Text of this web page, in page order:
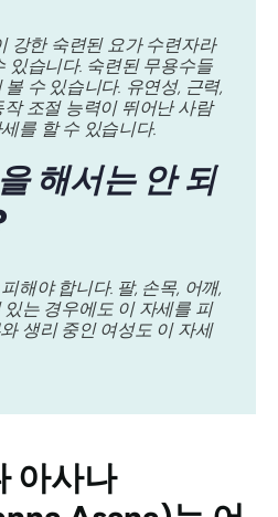
강한 숙련된 요가 수련자라
있습니다. 숙련된 무용수들
수 있습니다. 유연성, 근력,
조절 능력이 뛰어난 사람
를 할 수 있습니다.
해서는 안 되
해야 합니다. 팔, 손목, 어깨,
는 경우에도 이 자세를 피
생리 중인 여성도 이 자세
아사나